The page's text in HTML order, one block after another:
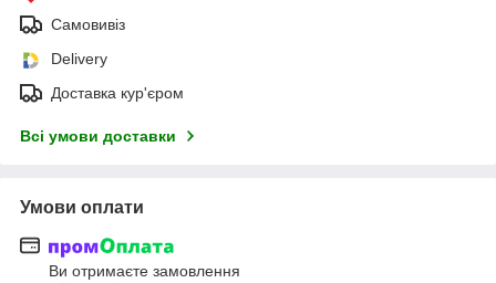
Самовивіз
Delivery
Доставка кур'єром
Всі умови доставки
Умови оплати
Ви отримаєте замовлення